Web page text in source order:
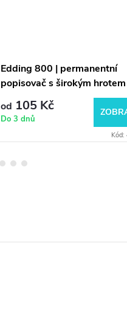
Edding 800 | permanentní
popisovač s širokým hrotem
od 105 Kč
Do 3 dnů
Kód: